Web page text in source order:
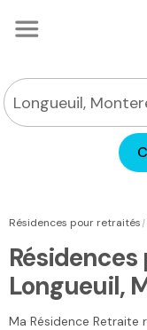
Résidences pour retraités|
Longueuil,
Ma Résidence Retraite